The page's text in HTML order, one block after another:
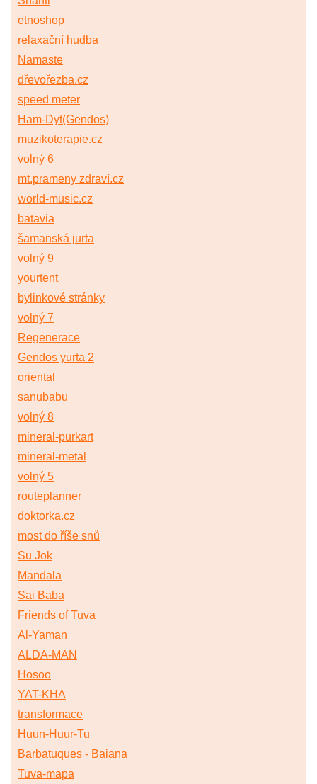
etnoshop
relaxační hudba
Namaste
dřevořezba.cz
speed meter
Ham-Dyt(Gendos)
muzikoterapie.cz
volný 6
mt.prameny zdraví.cz
world-music.cz
batavia
šamanská jurta
volný 9
yourtent
bylinkové stránky
volný 7
Regenerace
Gendos yurta 2
oriental
sanubabu
volný 8
mineral-purkart
mineral-metal
volný 5
routeplanner
doktorka.cz
most do říše snů
Su Jok
Mandala
Sai Baba
Friends of Tuva
Al-Yaman
ALDA-MAN
Hosoo
YAT-KHA
transformace
Huun-Huur-Tu
Barbatuques - Baiana
Tuva-mapa